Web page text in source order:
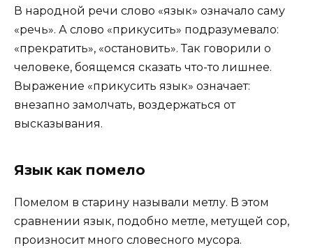
В народной речи слово «язык» означало саму
«речь». А слово «прикусить» подразумевало:
«прекратить», «остановить». Так говорили о
человеке, боящемся сказать что-то лишнее.
Выражение «прикусить язык» означает:
внезапно замолчать, воздержаться от
высказывания.
Язык как помело
Помелом в старину называли метлу. В этом
сравнении язык, подобно метле, метущей сор,
произносит много словесного мусора.